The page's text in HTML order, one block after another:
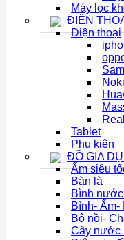
Máy lọc
ĐIỆN
Điện thoại
Tablet
Phụ kiện
ĐỒ GIA
Ấm siêu
Bàn là
Bình
Bình- Ấm-
Bộ nồi-
Cây nước